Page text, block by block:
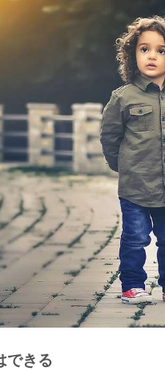
子育てをした人の体験談
できる